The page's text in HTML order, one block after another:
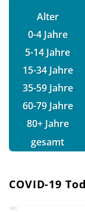
Alter
0-4 Jahre
5-14 Jahre
15-34 Jahre
35-59 Jahre
60-79 Jahre
80+ Jahre
gesamt
COVID-19
600